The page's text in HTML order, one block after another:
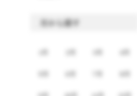
月から探す